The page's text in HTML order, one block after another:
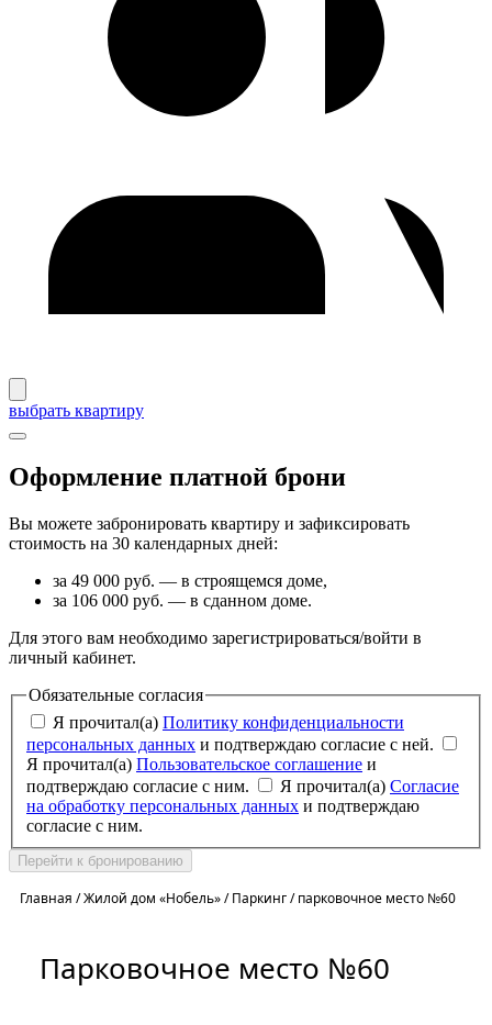
выбрать квартиру
Оформление платной брони
Вы можете забронировать квартиру и зафиксировать
стоимость на 30 календарных дней:
за 49 000 руб. — в строящемся доме,
за 106 000 руб. — в сданном доме.
Для этого вам необходимо зарегистрироваться/войти в
личный кабинет.
Обязательные согласия
Я прочитал(а) Политику конфиденциальности
персональных данных и подтверждаю согласие с ней.
Я прочитал(а) Пользовательское соглашение
подтверждаю согласие с ним.
Я прочитал(а) Согласие
на обработку персональных данных
согласие с ним.
Перейти к бронированию
Главная /Жилой дом «Нобель»/Паркинг/парковочное место №60
Парковочное место №60